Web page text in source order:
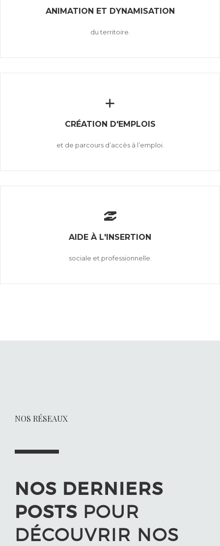
ANIMATION ET DYNAMISATION
du territoire.
CRÉATION D'EMPLOIS
et de parcours d’accès à l’emploi.
AIDE À L'INSERTION
sociale et professionnelle.
NOS RÉSEAUX
NOS DERNIERS
POSTS POUR
DÉCOUVRIR NOS